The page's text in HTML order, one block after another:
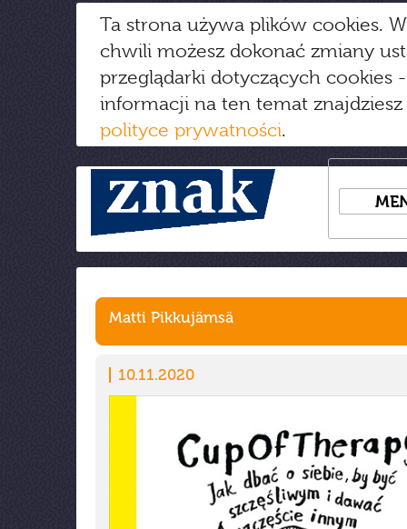
Ta strona używa plików cookies.
chwili możesz dokonać zmiany
przeglądarki dotyczących cookies
informacji na ten temat
polityce prywatności.
Matti Pikkujämsä
10.11.2020